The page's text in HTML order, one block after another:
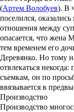
(Артем Волобуев). В
поселился,
отношения между
опасается, что жена
тем временем его
Деревянко. Но тому
отвлекаться
съемкам, он по
ввязывается в
Производство
Производство